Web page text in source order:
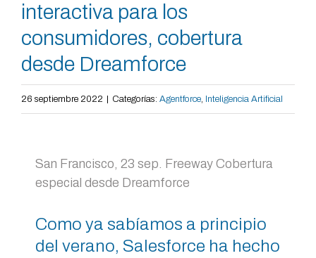
interactiva para los
consumidores, cobertura
desde Dreamforce
26 septiembre 2022 Categorías: Agentforce, Inteligencia Artificial
San Francisco, 23 sep. Freeway Cobertura
especial desde Dreamforce
Como ya sabíamos a principio
del verano, Salesforce ha hecho